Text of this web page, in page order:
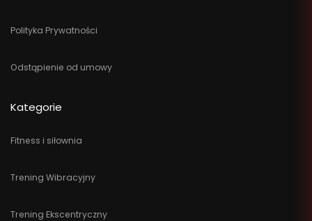
Polityka Prywatności
Odstąpienie od umowy
Kategorie
Fitness i siłownia
Trening Wibracyjny
Trening Ekscentryczny